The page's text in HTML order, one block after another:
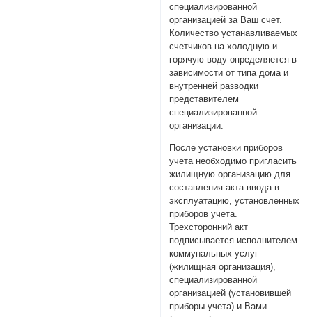
специализированной
организацией за Ваш счет.
Количество устанавливаемых
счетчиков на холодную и
горячую воду определяется в
зависимости от типа дома и
внутренней разводки
представителем
специализированной
организации.
После установки приборов
учета необходимо пригласить
жилищную организацию для
составления акта ввода в
эксплуатацию, установленных
приборов учета.
Трехсторонний акт
подписывается исполнителем
коммунальных услуг
(жилищная организация),
специализированной
организацией (установившей
приборы учета) и Вами